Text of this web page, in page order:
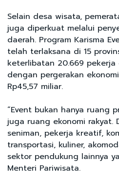
Selain desa wisata,
juga diperkuat melalui
daerah. Program Karisma
telah terlaksana di 15
keterlibatan 20.669 pekerja
dengan pergerakan
Rp45,57 miliar.
“Event bukan hanya ruang
juga ruang ekonomi rakyat.
seniman, pekerja kreatif,
transportasi, kuliner,
sektor pendukung lainnya
Menteri Pariwisata.